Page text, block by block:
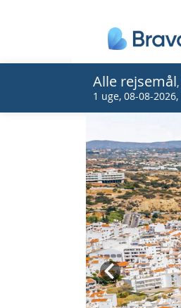
Alle rejsemål,
1 uge, 08-08-2026,
Prev